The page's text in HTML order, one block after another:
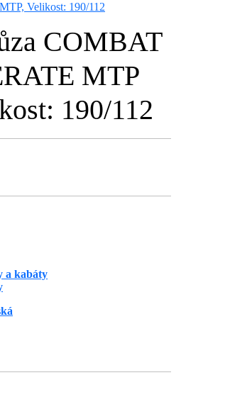
Velikost: 190/112
COMBAT
MTP
190/112
a kabáty